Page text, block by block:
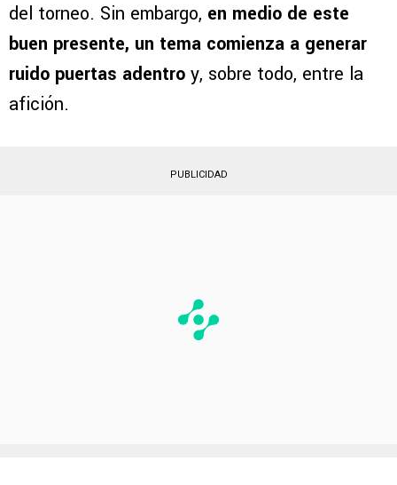
del torneo. Sin embargo, en medio de este
buen presente, un tema comienza a generar
ruido puertas adentro y, sobre todo, entre la
afición.
PUBLICIDAD